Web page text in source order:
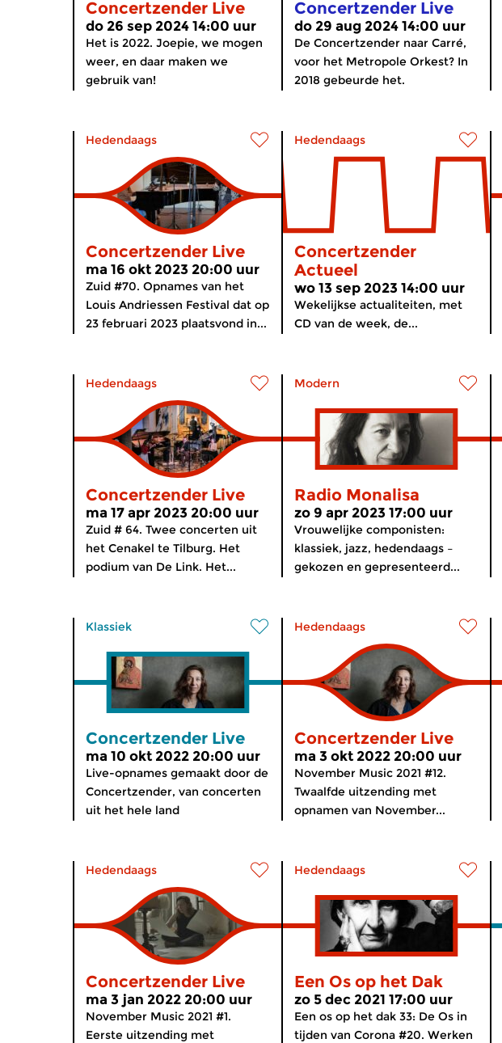
Concertzender Live
do 26 sep 2024 14:00 uur
Het is 2022. Joepie, we mogen
weer, en daar maken we
gebruik van!
Concertzender Live
do 29 aug 2024 14:00 uur
De Concertzender naar Carré,
voor het Metropole Orkest? In
2018 gebeurde het.
Hedendaags
Concertzender Live
ma 16 okt 2023 20:00 uur
Zuid #70. Opnames van het
Louis Andriessen Festival dat op
23 februari 2023 plaatsvond in...
Hedendaags
Concertzender
Actueel
wo 13 sep 2023 14:00 uur
Wekelijkse actualiteiten, met
CD van de week, de...
Hedendaags
Concertzender Live
ma 17 apr 2023 20:00 uur
Zuid # 64. Twee concerten uit
het Cenakel te Tilburg. Het
podium van De Link. Het...
Modern
Radio Monalisa
zo 9 apr 2023 17:00 uur
Vrouwelijke componisten:
klassiek, jazz, hedendaags –
gekozen en gepresenteerd...
Klassiek
Concertzender Live
ma 10 okt 2022 20:00 uur
Live-opnames gemaakt door de
Concertzender, van concerten
uit het hele land
Hedendaags
Concertzender Live
ma 3 okt 2022 20:00 uur
November Music 2021 #12.
Twaalfde uitzending met
opnamen van November...
Hedendaags
Concertzender Live
ma 3 jan 2022 20:00 uur
November Music 2021 #1.
Eerste uitzending met
Hedendaags
Een Os op het Dak
zo 5 dec 2021 17:00 uur
Een os op het dak 33: De Os in
tijden van Corona #20. Werken